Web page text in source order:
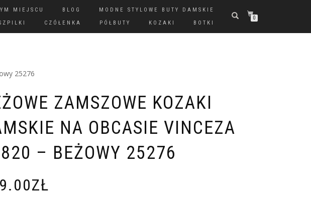
MIEJSCU BLOG
MODNE STYLOWE BUTY DAMSKIE
CZÓŁENKA PÓŁBUTY KOZAKI BOTKI
0
25276
ZAMSZOWE KOZAKI
NA OBCASIE VINCEZA
– BEŻOWY 25276
ZŁ